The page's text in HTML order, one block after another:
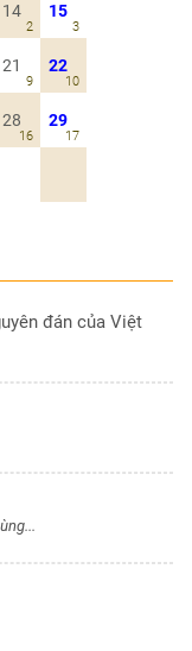
14
2
15
3
21
9
22
10
28
16
29
17
đán của Việt